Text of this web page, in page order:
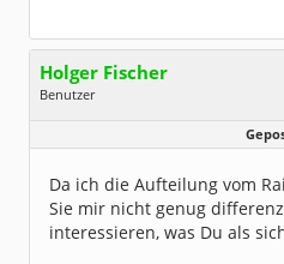
Holger Fischer
Benutzer
Alter:
54
Dabei seit:
02 / 2003
Da ich die Aufteilung vom
Sie mir nicht genug
interessieren, was Du als